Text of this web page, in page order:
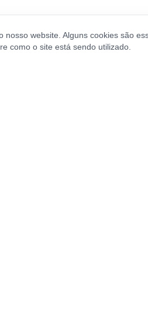
website. Alguns cookies são
como o site está sendo utilizado.